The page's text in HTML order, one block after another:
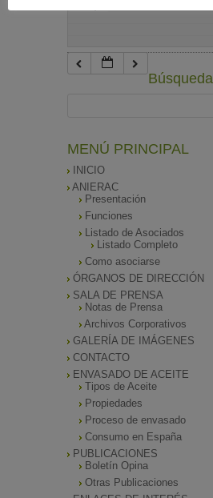
Búsqueda
MENÚ PRINCIPAL
INICIO
ANIERAC
Presentación
Funciones
Listado de Asociados
Listado Completo
Como asociarse
ÓRGANOS DE DIRECCIÓN
SALA DE PRENSA
Notas de Prensa
Archivos Corporativos
GALERÍA DE IMÁGENES
CONTACTO
ENVASADO DE ACEITE
Tipos de Aceite
Propiedades
Proceso de envasado
Consumo en España
PUBLICACIONES
Boletín Opina
Otras Publicaciones